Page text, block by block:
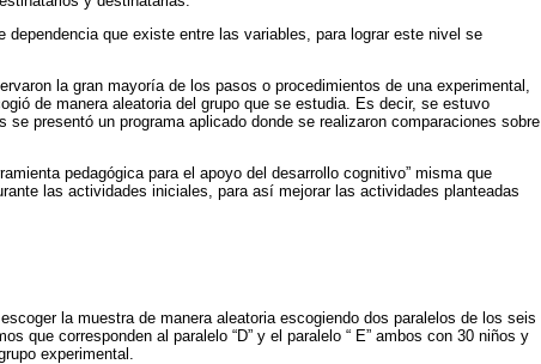
que existe entre las variables, para lograr este nivel se
la gran mayoría de los pasos o procedimientos de una experimental,
de manera aleatoria del grupo que se estudia. Es decir, se estuvo
presentó un programa aplicado donde se realizaron comparaciones sobre
pedagógica para el apoyo del desarrollo cognitivo” misma que
las actividades iniciales, para así mejorar las actividades planteadas
la muestra de manera aleatoria escogiendo dos paralelos de los seis
que corresponden al paralelo “D” y el paralelo “ E” ambos con 30 niños y
experimental.